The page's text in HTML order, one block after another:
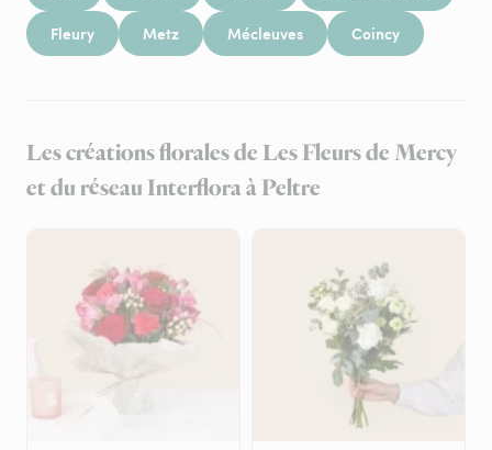
Fleury Metz Mécleuves Coincy
Les créations florales de Les Fleurs de Mercy
et du réseau Interflora à Peltre